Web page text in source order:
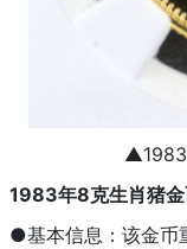
▲1983
1983年8克生肖猪金
●基本信息：该金币